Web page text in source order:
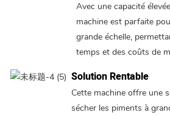
Avec une capacité
machine est parfaite
grande échelle,
temps et des coûts de
Solution Rentable
Cette machine offre une
sécher les piments à